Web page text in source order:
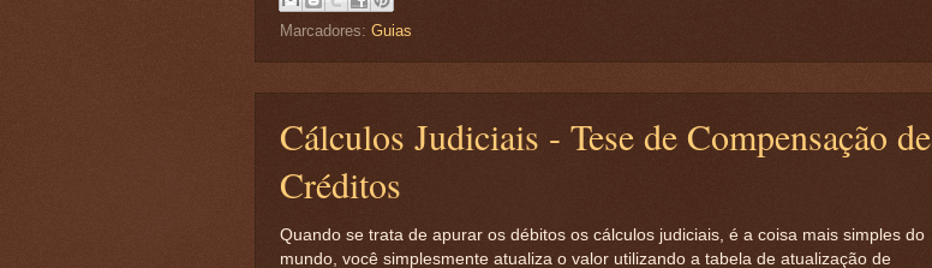
Marcadores: Guias
Cálculos Judiciais - Tese de Compensação de
Créditos
Quando se trata de apurar os débitos os cálculos judiciais, é a coisa mais simples do
mundo, você simplesmente atualiza o valor utilizando a tabela de atualização de